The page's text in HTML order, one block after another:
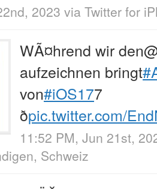
2023 via Twitter for
WÃ¤hrend wir den
aufzeichnen bringt
von#iOS177
ðpic.twitter.com/
11:52 PM, Jun 21st,
Schweiz